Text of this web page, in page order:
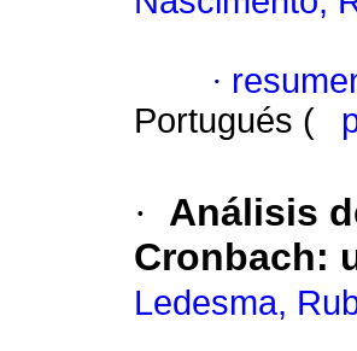
·
Portugués (
·
Análisis
Cronbach:
Ledesma,